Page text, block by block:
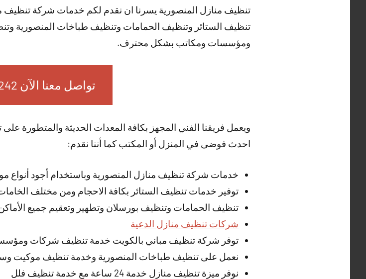
تنظيف منازل المنصورية يسرنا ان نقدم لكم خدمات شركة
تنظيف الستائر وتنظيف الحمامات وتنظيف طباخات
ومؤسسات ومكاتب بشكل محترف.
تواصل معنا الآن 55549242
ويعمل فريقنا الفني المجهز بكافة المعدات الحديثة والمتطورة
احدث فوضى في المنزل أو المكتب كما أننا نقدم:
خدمات شركة تنظيف منازل المنصورية وباستخدام أجود أنواع
توفير خدمات تنظيف الستائر بكافة الاحجام ومن مختلف
تنظيف الحمامات وتنظيف بورسلان وتطهير وتعقيم جميع الأماكن
شركات تنظيف منازل الدعية
توفر شركة تنظيف مباني بالكويت خدمة تنظيف شركات
نعمل على تنظيف طباخات المنصورية وخدمة تنظيف موكيت
نوفر ميزة تنظيف منازل خدمة 24 ساعة مع خدمة تنظيف فلل